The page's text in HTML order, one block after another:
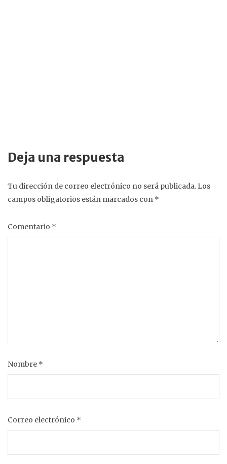
Deja una respuesta
Tu dirección de correo electrónico no será publicada. Los
campos obligatorios están marcados con *
Comentario *
Nombre *
Correo electrónico *